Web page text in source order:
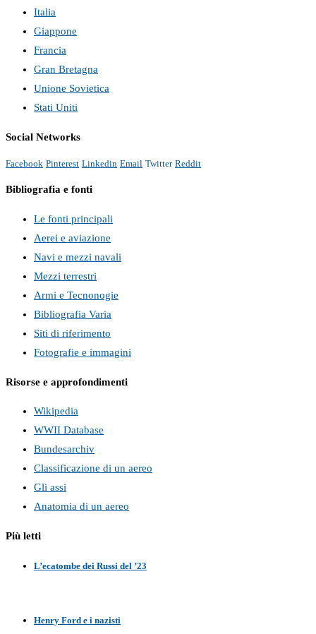
Italia
Giappone
Francia
Gran Bretagna
Unione Sovietica
Stati Uniti
Social Networks
Facebook Pinterest Linkedin Email Twitter Reddit
Bibliografia e fonti
Le fonti principali
Aerei e aviazione
Navi e mezzi navali
Mezzi terrestri
Armi e Tecnonogie
Bibliografia Varia
Siti di riferimento
Fotografie e immagini
Risorse e approfondimenti
Wikipedia
WWII Database
Bundesarchiv
Classificazione di un aereo
Gli assi
Anatomia di un aereo
Più letti
L’ecatombe dei Russi del ’23
Henry Ford e i nazisti